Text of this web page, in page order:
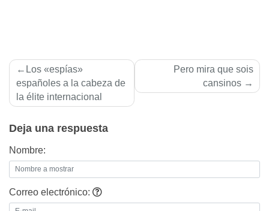
Navegación
de
entradas
Los «espías»
españoles a la cabeza de
la élite internacional
Pero mira que sois
cansinos
Deja una respuesta
Nombre:
Correo electrónico: